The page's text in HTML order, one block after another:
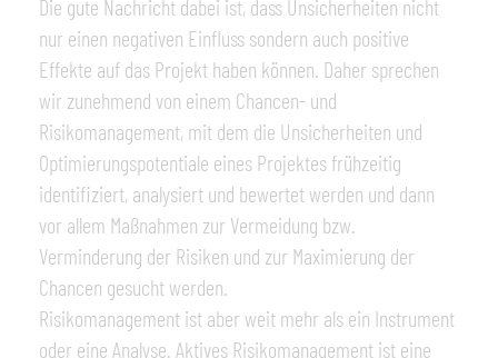
Die gute Nachricht dabei ist, dass Unsicherheiten nicht
nur einen negativen Einfluss sondern auch positive
Effekte auf das Projekt haben können. Daher sprechen
wir zunehmend von einem Chancen- und
Risikomanagement, mit dem die Unsicherheiten und
Optimierungspotentiale eines Projektes frühzeitig
identifiziert, analysiert und bewertet werden und dann
vor allem Maßnahmen zur Vermeidung bzw.
Verminderung der Risiken und zur Maximierung der
Chancen gesucht werden.
Risikomanagement ist aber weit mehr als ein Instrument
oder eine Analyse. Aktives Risikomanagement ist eine